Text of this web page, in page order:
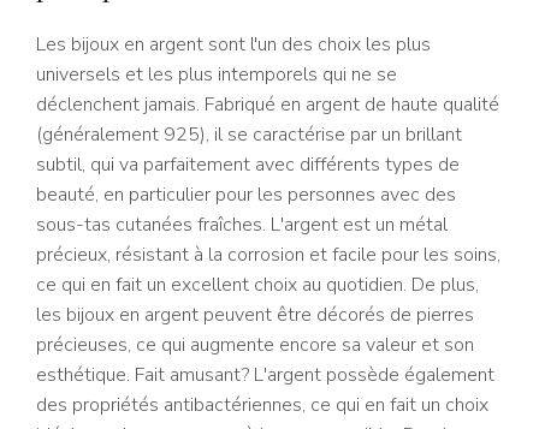
Les bijoux en argent sont l'un des choix les plus
universels et les plus intemporels qui ne se
déclenchent jamais. Fabriqué en argent de haute qualité
(généralement 925), il se caractérise par un brillant
subtil, qui va parfaitement avec différents types de
beauté, en particulier pour les personnes avec des
sous-tas cutanées fraîches. L'argent est un métal
précieux, résistant à la corrosion et facile pour les soins,
ce qui en fait un excellent choix au quotidien. De plus,
les bijoux en argent peuvent être décorés de pierres
précieuses, ce qui augmente encore sa valeur et son
esthétique. Fait amusant? L'argent possède également
des propriétés antibactériennes, ce qui en fait un choix